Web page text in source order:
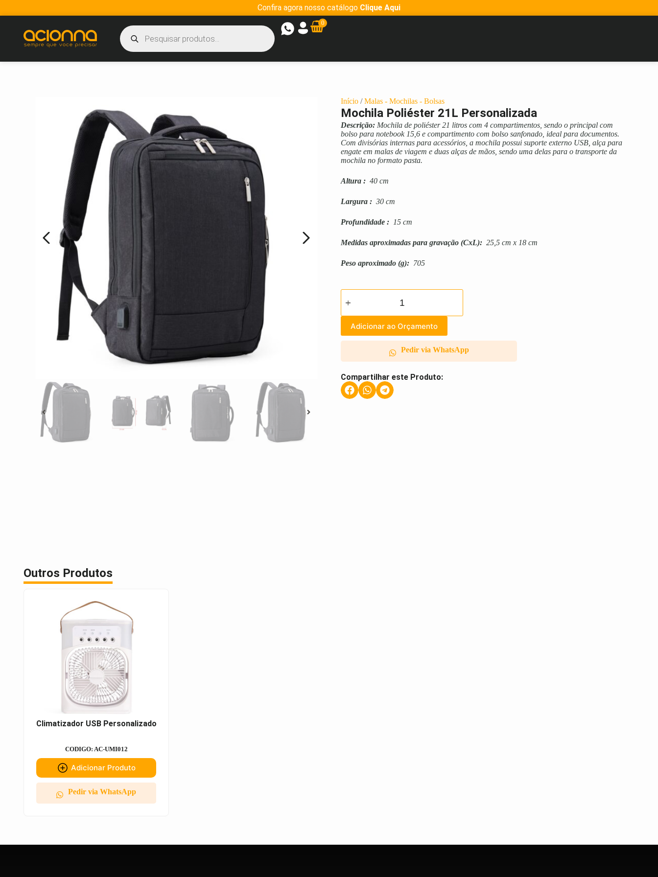
Confira agora nosso catálogo Clique Aqui
0
Início /Malas - Mochilas - Bolsas
Mochila Poliéster 21L Personalizada
Descrição: Mochila de poliéster 21 litros com 4 compartimentos, sendo o principal com
bolso para notebook 15,6 e compartimento com bolso sanfonado, ideal para documentos.
Com divisórias internas para acessórios, a mochila possui suporte externo USB, alça para
engate em malas de viagem e duas alças de mãos, sendo uma delas para o transporte da
mochila no formato pasta.
Altura : 40 cm
Largura : 30 cm
Profundidade : 15 cm
Medidas aproximadas para gravação (CxL): 25,5 cm x 18 cm
Peso aproximado (g): 705
Adicionar ao Orçamento
Pedir via WhatsApp
Compartilhar este Produto:
Outros Produtos
Climatizador USB Personalizado
CODIGO: AC-UMI012
Adicionar Produto
Pedir via WhatsApp